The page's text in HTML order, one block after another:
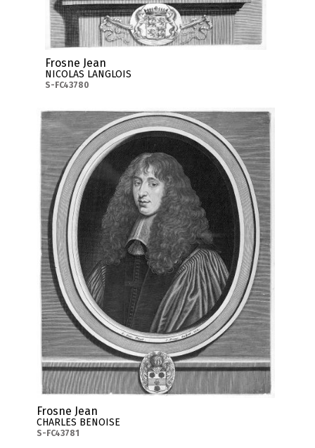
Frosne Jean
NICOLAS LANGLOIS
S-FC43780
Frosne Jean
CHARLES BENOISE
S-FC43781